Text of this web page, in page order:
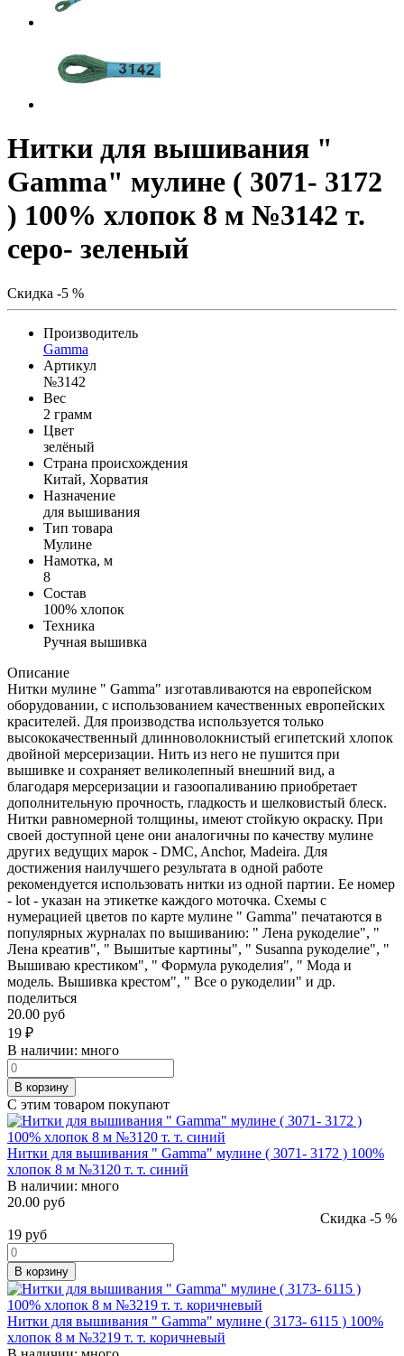
Нитки для вышивания "
Gamma" мулине ( 3071- 3172
) 100% хлопок 8 м №3142 т.
серо- зеленый
Скидка -5 %
Производитель
Gamma
Артикул
№3142
Вес
2 грамм
Цвет
зелёный
Страна происхождения
Китай, Хорватия
Назначение
для вышивания
Тип товара
Мулине
Намотка, м
8
Состав
100% хлопок
Техника
Ручная вышивка
Описание
Нитки мулине " Gamma" изготавливаются на европейском
оборудовании, с использованием качественных европейских
красителей. Для производства используется только
высококачественный длинноволокнистый египетский хлопок
двойной мерсеризации. Нить из него не пушится при
вышивке и сохраняет великолепный внешний вид, а
благодаря мерсеризации и газоопаливанию приобретает
дополнительную прочность, гладкость и шелковистый блеск.
Нитки равномерной толщины, имеют стойкую окраску. При
своей доступной цене они аналогичны по качеству мулине
других ведущих марок - DMC, Anchor, Madeira. Для
достижения наилучшего результата в одной работе
рекомендуется использовать нитки из одной партии. Ее номер
- lot - указан на этикетке каждого моточка. Схемы с
нумерацией цветов по карте мулине " Gamma" печатаются в
популярных журналах по вышиванию: " Лена рукоделие", "
Лена креатив", " Вышитые картины", " Susanna рукоделие", "
Вышиваю крестиком", " Формула рукоделия", " Мода и
модель. Вышивка крестом", " Все о рукоделии" и др.
поделиться
20.00 руб
19 ₽
В наличии: много
В корзину
С этим товаром покупают
Нитки для вышивания " Gamma" мулине ( 3071- 3172 ) 100%
хлопок 8 м №3120 т. т. синий
В наличии: много
20.00 руб
Скидка -5 %
19 руб
В корзину
Нитки для вышивания " Gamma" мулине ( 3173- 6115 ) 100%
хлопок 8 м №3219 т. т. коричневый